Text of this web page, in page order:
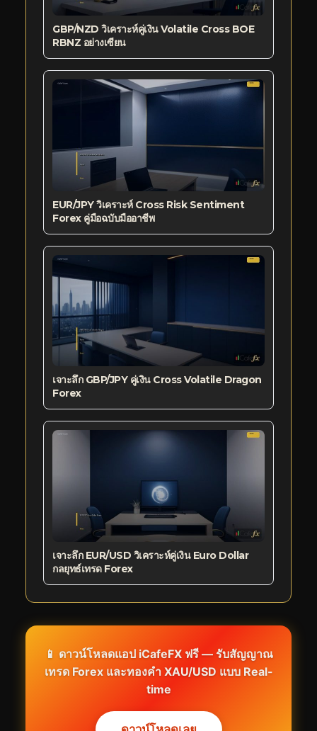
GBP/NZD วิเคราะห์คู่เงิน Volatile Cross BOE
RBNZ อย่างเซียน
EUR/JPY วิเคราะห์ Cross Risk Sentiment
Forex คู่มือฉบับมืออาชีพ
เจาะลึก GBP/JPY คู่เงิน Cross Volatile Dragon
Forex
เจาะลึก EUR/USD วิเคราะห์คู่เงิน Euro Dollar
กลยุทธ์เทรด Forex
📱 ดาวน์โหลดแอป iCafeFX ฟรี — รับสัญญาณ
เทรด Forex และทองคำ XAU/USD แบบ Real-
time